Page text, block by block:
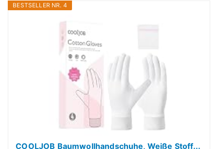
BESTSELLER NR. 4
COOLJOB Baumwollhandschuhe, Weiße Stoff...